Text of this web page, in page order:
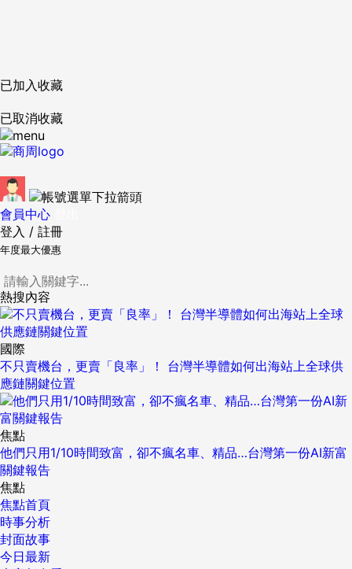
已加入收藏
已取消收藏
會員中心
登入 / 註冊
年度最大優惠
熱搜內容
國際
不只賣機台，更賣「良率」！ 台灣半導體如何出海站上全球供
應鏈關鍵位置
焦點
他們只用1/10時間致富，卻不瘋名車、精品…台灣第一份AI新富
關鍵報告
焦點
焦點首頁
時事分析
封面故事
今日最新